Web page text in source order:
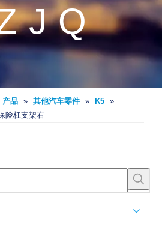
产品 » 其他汽车零件 » K5 »
险杠支架右